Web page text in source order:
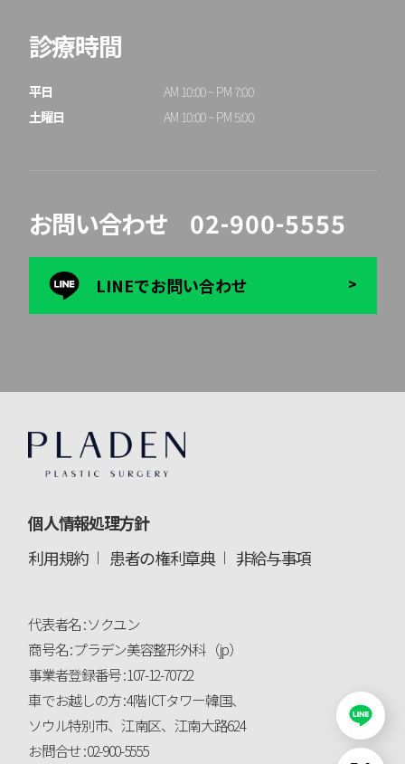
診療時間
平日
土曜日
AM 10:00 ~ PM 7:00
AM 10:00 ~ PM 5:00
お問い合わせ 02-900-5555
LINEでお問い合わせ >
個人情報処理方針
利用規約
患者の権利章典 非給与事項
代表者名 : ソクユン
商号名 : プラデン美容整形外科（jp）
事業者登録番号 : 107-12-70722
車でお越しの方 : 4階 ICTタワー韓国、
ソウル特別市、江南区、江南大路624
お問合せ : 02-900-5555